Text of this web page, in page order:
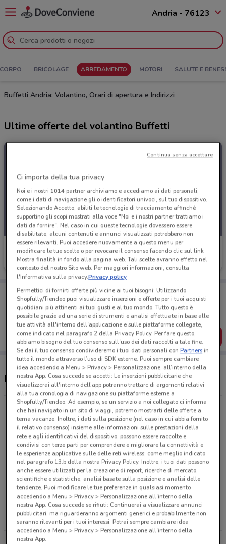
Andria - 76123
BRICOLAGE ARREDAMENTO MOTORI SALUTE E
Buffetti Andria: Volantino, Orari di apertura e Indirizzi
Ultime offerte del volantino Buffetti
Buffetti
Scade il 30/09 700 m
Porta DoveConviene sempre con te!
Puoi trovare le migliori offerte dei negozi vicino a te,
salvarle e creare la tua lista del risparmio, comodamente
dal tuo cellulare.
SCARICA L’APP
Negozi Buffetti a Andria
Via Bologna, 82 Andria
699 m
CHIUSO
Via G. Francia, 39 Barletta
9.2 km
CHIUSO
Via Indipendenza, 47 Barletta
9.6 km
CHIUSO
Tutti i negozi Buffetti
Ci importa della tua privacy
Noi e i nostri 1014partner archiviamo e accediamo ai dati personali,
come i dati di navigazione gli o identificatori univoci, sul tuo dispositivo.
Selezionando Accetto, abiliti le tecnologie di tracciamento affinché
supportino gli scopi mostrati alla voce "Noi e i nostri partner trattiamo i
dati da fornire". Nel caso in cui queste tecnologie dovessero essere
disabilitate, alcuni contenuti e annunci visualizzati potrebbero non
essere rilevanti. Puoi accedere nuovamente a questo menu per
modificare le tue scelte o per revocare il consenso facendo clic sul link
Mostra finalità in fondo alla pagina web. Tali scelte avranno effetto nel
contesto del nostro Sito web. Per maggiori informazioni, consulta
l'Informativa sulla privacy.Privacy policy
Permettici di fornirti offerte più vicine ai tuoi bisogni: Utilizzando
Shopfully/Tiendeo puoi visualizzare inserzioni e offerte per i tuoi acquisti
quotidiani più attinenti ai tuoi gusti e al tuo mondo. Tutto questo è
possibile grazie ad una serie di strumenti e analisi effettuate in base alle
tue attività all'interno dell'applicazione e sulle piattaforme collegate,
come indicato nel paragrafo 2 della Privacy Policy. Per fare questo,
abbiamo bisogno del tuo consenso sull'uso dei dati raccolti a tale fine.
Se dai il tuo consenso condivideremo i tuoi dati personali conPartnersin
tutto il mondo attraverso l’uso di SDK esterne. Puoi sempre cambiare
idea accedendo a Menu > Privacy > Personalizzazione, all’interno della
nostra App. Cosa succede se accetti: Le inserzioni pubblicitarie che
visualizzerai all'interno dell’app potranno trattare di argomenti relativi
alla tua cronologia di navigazione su piattaforme esterne a
Shopfully/Tiendeo. Ad esempio, se un servizio a noi collegato ci informa
che hai navigato in un sito di viaggi, potremo mostrarti delle offerte a
tema vacanze. Inoltre, i dati sulla posizione (nel caso in cui abbia fornito
il relativo consenso) insieme alle informazioni sulle prestazioni della
rete e agli identificativi del dispositivo, possono essere raccolte e
condivisi con terze parti per comprendere e migliorare la connettività e
le esperienze applicative sulle delle reti wireless, come meglio indicato
nel paragrafo 13.b della nostra Privacy Policy. Inoltre, i tuoi dati possono
anche essere utilizzati per la creazione di report, ricerche di mercato,
scientifiche e statistiche, analisi basate sulla posizione e analisi delle
tendenze. Puoi modificare le tue preferenze in qualsiasi momento
accedendo a Menu > Privacy > Personalizzazione all'interno della
nostra App. Cosa succede se rifiuti: Continuerai a visualizzare annunci
pubblicitari, ma riguarderanno argomenti generici e probabilmente non
saranno rilevanti per i tuoi interessi. Potrai sempre cambiare idea
accedendo a Menu > Privacy > Personalizzazione all'interno della
nostra App.
Continua senza accettare